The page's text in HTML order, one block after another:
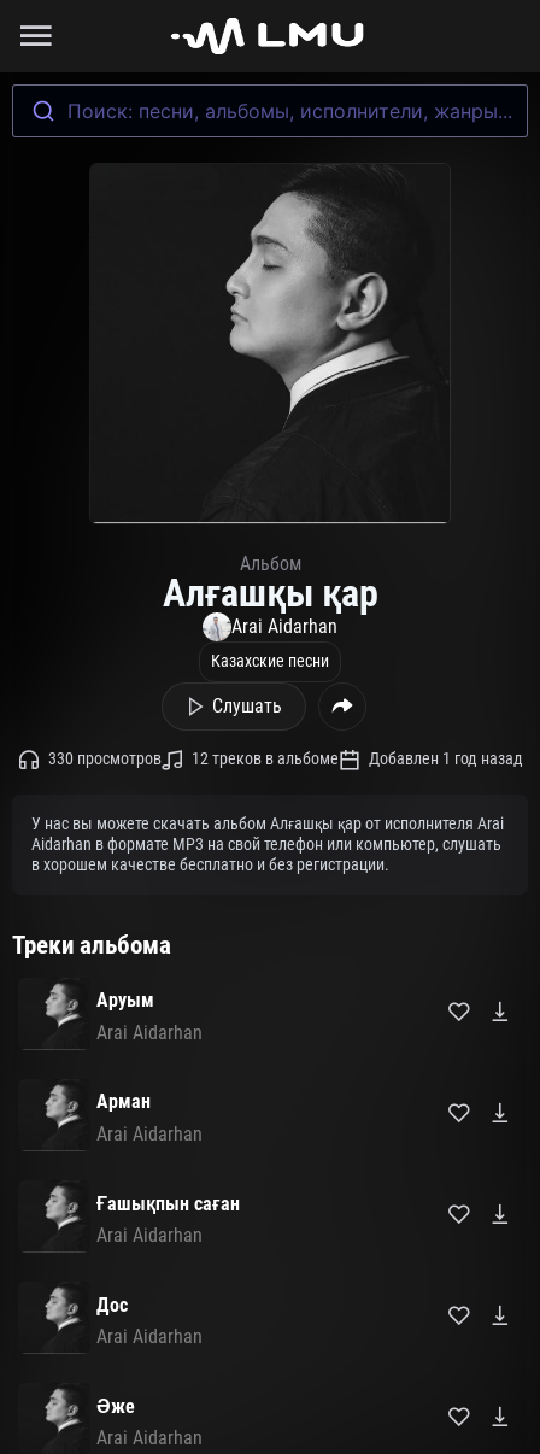
Поиск: песни, альбомы, исполнители, жанры...
Альбом
Алғашқы қар
Arai Aidarhan
Казахские песни
Слушать
330 просмотров 12 треков в альбоме Добавлен 1 год назад
У нас вы можете скачать альбом Алғашқы қар от исполнителя Arai
Aidarhan в формате MP3 на свой телефон или компьютер, слушать
в хорошем качестве бесплатно и без регистрации.
Треки альбома
Аруым
Arai Aidarhan
Арман
Arai Aidarhan
Ғашықпын саған
Arai Aidarhan
Дос
Arai Aidarhan
Әже
Arai Aidarhan